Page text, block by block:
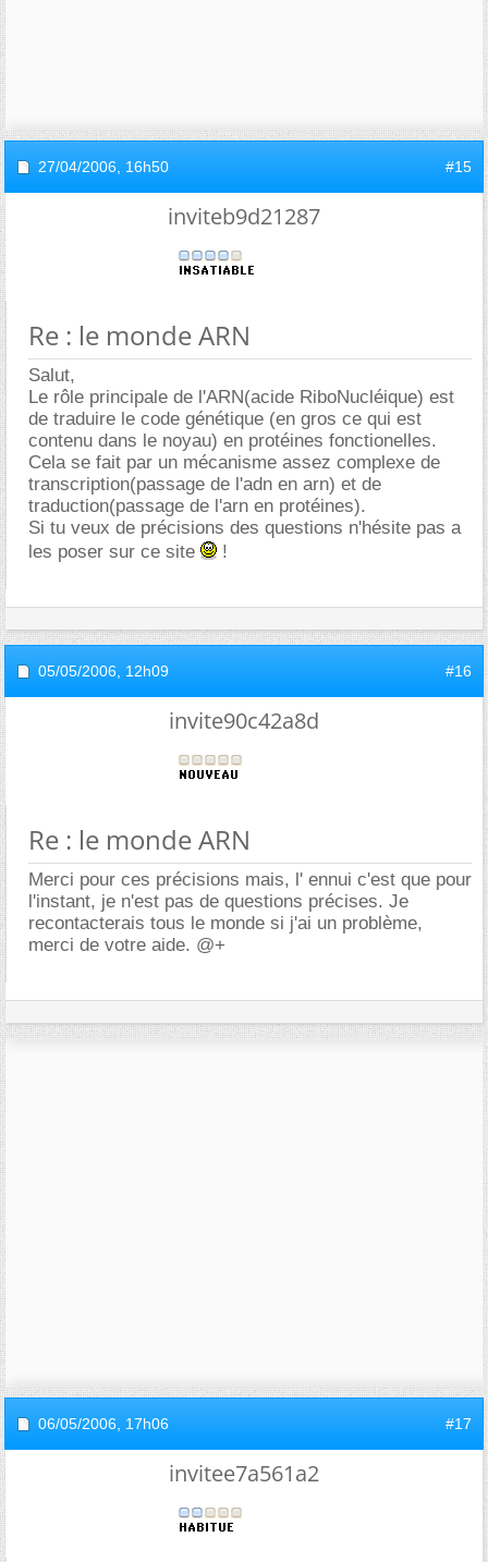
27/04/2006, 16h50 #15
inviteb9d21287
Re : le monde ARN
Salut,
Le rôle principale de l'ARN(acide RiboNucléique) est
de traduire le code génétique (en gros ce qui est
contenu dans le noyau) en protéines fonctionelles.
Cela se fait par un mécanisme assez complexe de
transcription(passage de l'adn en arn) et de
traduction(passage de l'arn en protéines).
Si tu veux de précisions des questions n'hésite pas a
les poser sur ce site
!
05/05/2006, 12h09 #16
invite90c42a8d
Re : le monde ARN
Merci pour ces précisions mais, l' ennui c'est que pour
l'instant, je n'est pas de questions précises. Je
recontacterais tous le monde si j'ai un problème,
merci de votre aide. @+
06/05/2006, 17h06 #17
invitee7a561a2